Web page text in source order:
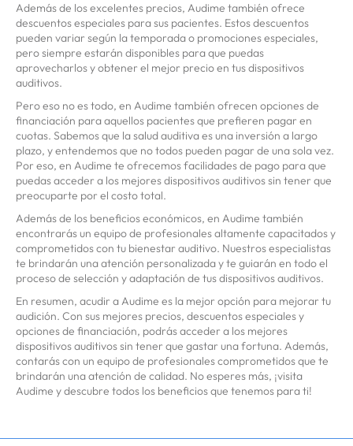
Además de los excelentes precios, Audime también ofrece
descuentos especiales para sus pacientes. Estos descuentos
pueden variar según la temporada o promociones especiales,
pero siempre estarán disponibles para que puedas
aprovecharlos y obtener el mejor precio en tus dispositivos
auditivos.
Pero eso no es todo, en Audime también ofrecen opciones de
financiación para aquellos pacientes que prefieren pagar en
cuotas. Sabemos que la salud auditiva es una inversión a largo
plazo, y entendemos que no todos pueden pagar de una sola vez.
Por eso, en Audime te ofrecemos facilidades de pago para que
puedas acceder a los mejores dispositivos auditivos sin tener que
preocuparte por el costo total.
Además de los beneficios económicos, en Audime también
encontrarás un equipo de profesionales altamente capacitados y
comprometidos con tu bienestar auditivo. Nuestros especialistas
te brindarán una atención personalizada y te guiarán en todo el
proceso de selección y adaptación de tus dispositivos auditivos.
En resumen, acudir a Audime es la mejor opción para mejorar tu
audición. Con sus mejores precios, descuentos especiales y
opciones de financiación, podrás acceder a los mejores
dispositivos auditivos sin tener que gastar una fortuna. Además,
contarás con un equipo de profesionales comprometidos que te
brindarán una atención de calidad. No esperes más, ¡visita
Audime y descubre todos los beneficios que tenemos para ti!